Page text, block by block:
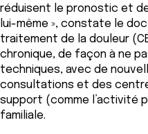
réduisent le pronostic et
lui-même », constate le
traitement de la douleur
chronique, de façon à ne
techniques, avec de
consultations et des
support (comme l’activité
familiale.